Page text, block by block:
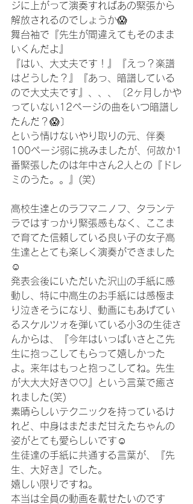
ジに上がって演奏すればあの緊張から
解放されるのでしょうか😱
舞台袖で『先生が間違えてもそのまま
いくんだよ』
『はい、大丈夫です！』『えっ？楽譜
はどうした？』『あっ、暗譜している
ので大丈夫です』、、、〔2ヶ月しかや
っていない12ページの曲をいつ暗譜し
たんだ？😱〕
という情けないやり取りの元、伴奏
100ページ弱に挑みましたが、何故か1
番緊張したのは年中さん2人との『ドレ
ミのうた。。』(笑)
高校生達とのラフマニノフ、タランテ
ラではすっかり緊張感もなく、ここま
で育てた信頼している良い子の女子高
生達ととても楽しく演奏ができました
☺️
発表会後にいただいた沢山の手紙に感
動し、特に中高生のお手紙には感極ま
り泣きそうになり、動画にもあげてい
るスケルツォを弾いている小3の生徒さ
んからは、『今年はいっぱいさとこ先
生に抱っこしてもらって嬉しかった
よ。来年はもっと抱っこしてね。先生
が大大大好き♡♡』という言葉で癒さ
れました(笑)
素晴らしいテクニックを持っているけ
れど、中身はまだまだ甘えたちゃんの
姿がとても愛らしいです☺️
生徒達の手紙に共通する言葉が、『先
生、大好き』でした。
嬉しい限りですね。
本当は全員の動画を載せたいのです